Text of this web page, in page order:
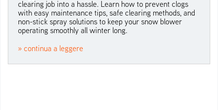
clearing job into a hassle. Learn how to prevent clogs
with easy maintenance tips, safe clearing methods, and
non-stick spray solutions to keep your snow blower
operating smoothly all winter long.
» continua a leggere